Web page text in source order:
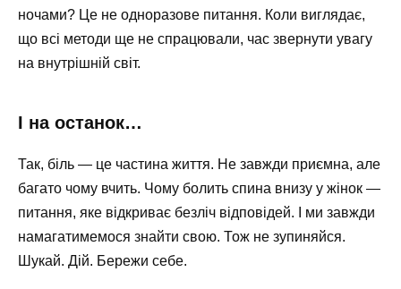
ночами? Це не одноразове питання. Коли виглядає,
що всі методи ще не спрацювали, час звернути увагу
на внутрішній світ.
І на останок…
Так, біль — це частина життя. Не завжди приємна, але
багато чому вчить. Чому болить спина внизу у жінок —
питання, яке відкриває безліч відповідей. І ми завжди
намагатимемося знайти свою. Тож не зупиняйся.
Шукай. Дій. Бережи себе.